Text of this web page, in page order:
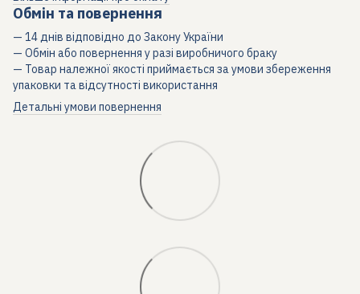
Обмін та повернення
— 14 днів відповідно до Закону України
— Обмін або повернення у разі виробничого браку
— Товар належної якості приймається за умови збереження
упаковки та відсутності використання
Детальні умови повернення